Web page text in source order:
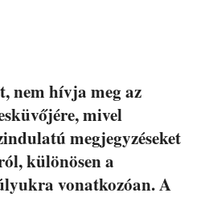
nem hívja meg az
mivel
megjegyzéseket
különösen a
vonatkozóan. A